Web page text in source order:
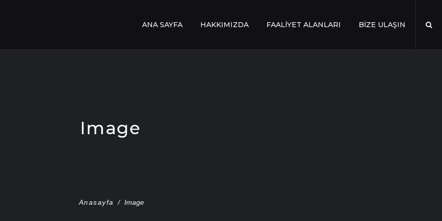
ANA SAYFA HAKKIMIZDA FAALİYET ALANLARI BİZE ULAŞIN
Image
Anasayfa / Image